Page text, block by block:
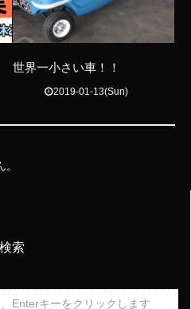
世界一小さい車！！
2019-01-13(Sun)
検索